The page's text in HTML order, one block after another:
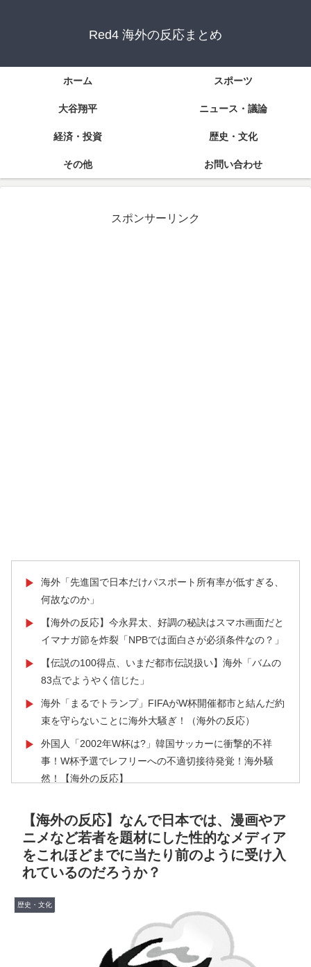
Red4 海外の反応まとめ
ホーム スポーツ
大谷翔平 ニュース・議論
経済・投資 歴史・文化
その他 お問い合わせ
スポンサーリンク
▶
海外「先進国で日本だけパスポート所有率が低すぎる、
何故なのか」
▶
【海外の反応】今永昇太、好調の秘訣はスマホ画面だと
イマナガ節を炸裂「NPBでは面白さが必須条件なの？」
▶
【伝説の100得点、いまだ都市伝説扱い】海外「バムの
83点でようやく信じた」
▶
海外「まるでトランプ」FIFAがW杯開催都市と結んだ約
束を守らないことに海外大騒ぎ！（海外の反応）
▶
外国人「2002年W杯は?」韓国サッカーに衝撃的不祥
事！W杯予選でレフリーへの不適切接待発覚！海外騒
然！【海外の反応】
示するも拒否される＝韓国の反応
▶ 英国人「ようこそ」冨安健洋、クリスタルパレス加入が
決定的に！メディカル検査をパス！現地サポが歓迎！ア
ーセナルファンも祝福！【海外の反応】
▶ 韓国人「意外に日本との関係が深い地球の裏側の国がこ
ちらです‥」→「国境を越えた驚くべき歴史のつなが
フランス人「欲張りすぎだ」中村敬斗、ランス残留の可
【海外の反応】なんで日本では、漫画やア
ニメなど若者を題材にした性的なメディア
をこれほどまでに当たり前のように受け入
れているのだろうか？
歴史・文化